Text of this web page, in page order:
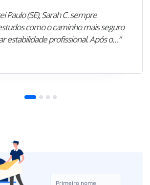
Paulo (SE), Sarah C. sempre
como o caminho mais seguro
estabilidade profissional. Após o…”